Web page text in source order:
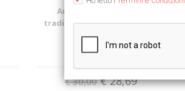
Antichi mestieri della
tradizione edilizia ferrare...
Edisai
€ 30,00 € 28,69